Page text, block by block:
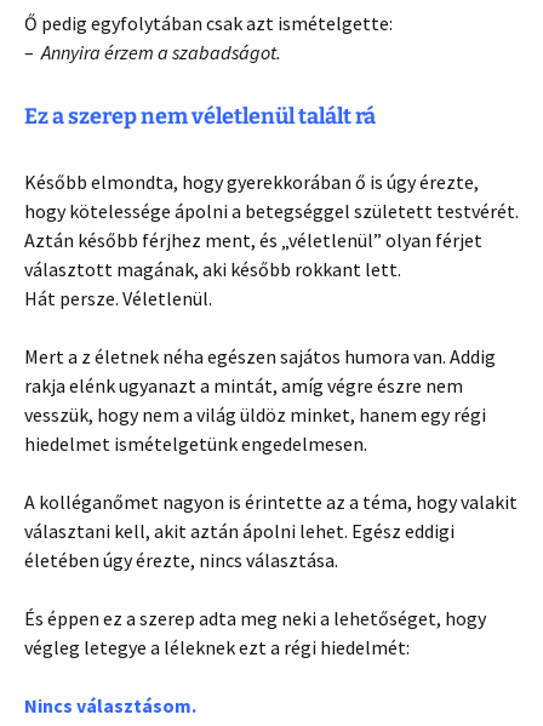
Ő pedig egyfolytában csak azt ismételgette:
–Annyira érzem a szabadságot.
Ez a szerep nem véletlenül talált rá
Később elmondta, hogy gyerekkorában ő is úgy érezte,
hogy kötelessége ápolni a betegséggel született testvérét.
Aztán később férjhez ment, és „véletlenül” olyan férjet
választott magának, aki később rokkant lett.
Hát persze. Véletlenül.
Mert a z életnek néha egészen sajátos humora van. Addig
rakja elénk ugyanazt a mintát, amíg végre észre nem
vesszük, hogy nem a világ üldöz minket, hanem egy régi
hiedelmet ismételgetünk engedelmesen.
A kolléganőmet nagyon is érintette az a téma, hogy valakit
választani kell, akit aztán ápolni lehet. Egész eddigi
életében úgy érezte, nincs választása.
És éppen ez a szerep adta meg neki a lehetőséget, hogy
végleg letegye a léleknek ezt a régi hiedelmét:
Nincs választásom.